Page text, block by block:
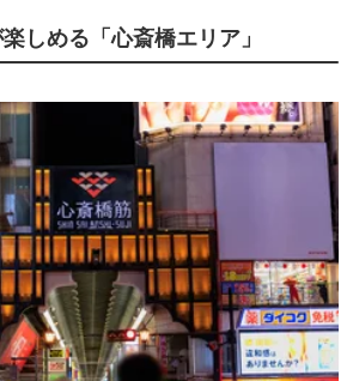
しめる「心斎橋エリア」